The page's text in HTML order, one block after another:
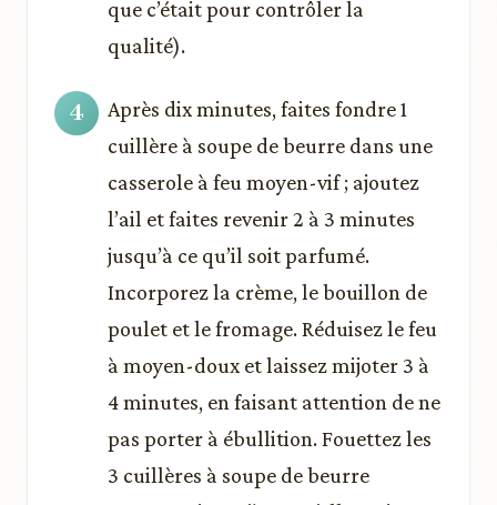
que c’était pour contrôler la
qualité).
Après dix minutes, faites fondre 1
cuillère à soupe de beurre dans une
casserole à feu moyen-vif ; ajoutez
l’ail et faites revenir 2 à 3 minutes
jusqu’à ce qu’il soit parfumé.
Incorporez la crème, le bouillon de
poulet et le fromage. Réduisez le feu
à moyen-doux et laissez mijoter 3 à
4 minutes, en faisant attention de ne
pas porter à ébullition. Fouettez les
3 cuillères à soupe de beurre